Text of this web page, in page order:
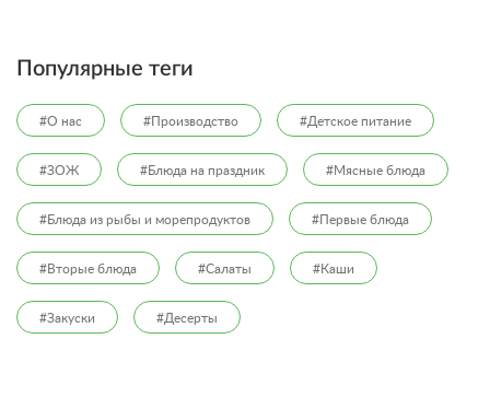
Популярные теги
#О нас #Производство #Детское питание
#ЗОЖ #Блюда на праздник #Мясные блюда
#Блюда из рыбы и морепродуктов #Первые блюда
#Вторые блюда #Салаты #Каши
#Закуски #Десерты